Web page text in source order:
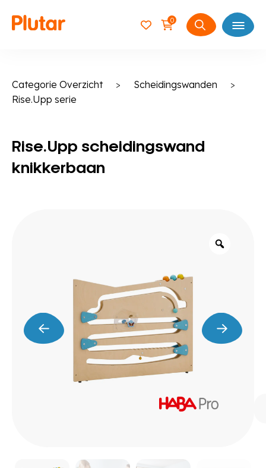
0
Zoeken
Open
Categorie Overzicht > Scheidingswanden
>
Rise.Upp serie
Rise.Upp scheidingswand
knikkerbaan